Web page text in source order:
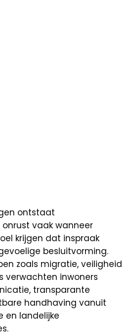
ontstaat
vaak wanneer
krijgen dat inspraak
besluitvorming.
zoals migratie, veiligheid
verwachten inwoners
transparante
handhaving vanuit
en landelijke